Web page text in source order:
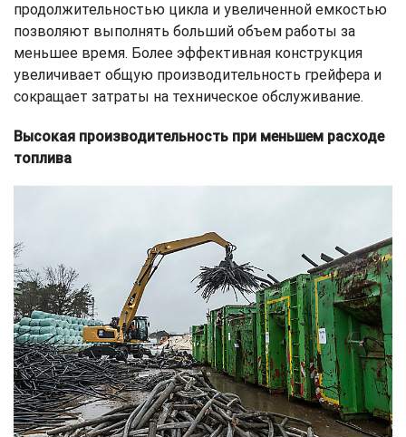
продолжительностью цикла и увеличенной емкостью
позволяют выполнять больший объем работы за
меньшее время. Более эффективная конструкция
увеличивает общую производительность грейфера и
сокращает затраты на техническое обслуживание.
Высокая производительность при меньшем расходе
топлива